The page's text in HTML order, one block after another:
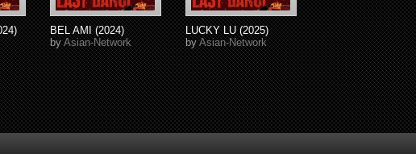
BEL AMI (2024)
byAsian-Network
LUCKY LU (2025)
byAsian-Network